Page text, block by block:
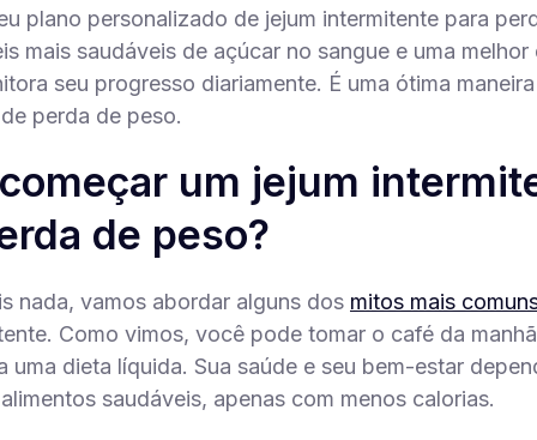
plano personalizado de jejum intermitente para
mais saudáveis de açúcar no sangue e uma
seu progresso diariamente. É uma ótima
perda de peso.
um jejum
de peso?
nada, vamos abordar alguns dos mitos mais
Como vimos, você pode tomar o café da
uma dieta líquida. Sua saúde e seu bem-estar
saudáveis, apenas com menos calorias.